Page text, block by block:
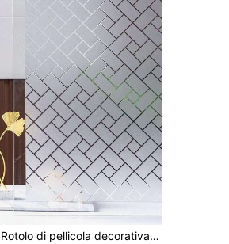
1 Rotolo di pellicola decorativa per finestre in vetro smerigliato, pellicola per privacy delle finestre, adesivo per vetro colorato, pellicola statica oscurante per finestre per casa e bagno